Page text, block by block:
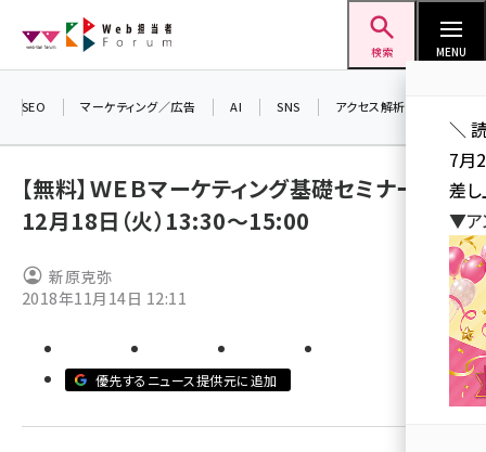
ン
検索 MENU
ai (2804)
note (2312)
SEO マーケティング／広告 AI SNS アクセス解析／データ分析
【無料】ＷＥＢマーケティング基礎セミナー
12月18日（火）13:30～15:00
新原克弥
2018年11月14日 12:11
優先するニュース提供元に追加
＼
7月
差し
▼ア